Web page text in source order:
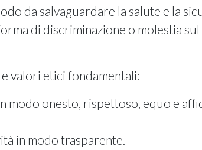
da salvaguardare la salute e la
di discriminazione o molestia
valori etici fondamentali:
onesto, rispettoso, equo e
in modo trasparente.